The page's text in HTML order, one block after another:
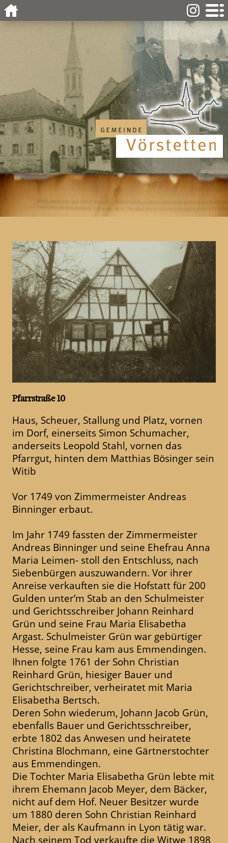
Pfarrstraße 10
Haus, Scheuer, Stallung und Platz, vornen
im Dorf, einerseits Simon Schumacher,
anderseits Leopold Stahl, vornen das
Pfarrgut, hinten dem Matthias Bösinger sein
Witib
Vor 1749 von Zimmermeister Andreas
Binninger erbaut.
Im Jahr 1749 fassten der Zimmermeister
Andreas Binninger und seine Ehefrau Anna
Maria Leimen- stoll den Entschluss, nach
Siebenbürgen auszuwandern. Vor ihrer
Anreise verkauften sie die Hofstatt für 200
Gulden unter’m Stab an den Schulmeister
und Gerichtsschreiber Johann Reinhard
Grün und seine Frau Maria Elisabetha
Argast. Schulmeister Grün war gebürtiger
Hesse, seine Frau kam aus Emmendingen.
Ihnen folgte 1761 der Sohn Christian
Reinhard Grün, hiesiger Bauer und
Gerichtschreiber, verheiratet mit Maria
Elisabetha Bertsch.
Deren Sohn wiederum, Johann Jacob Grün,
ebenfalls Bauer und Gerichtsschreiber,
erbte 1802 das Anwesen und heiratete
Christina Blochmann, eine Gärtnerstochter
aus Emmendingen.
Die Tochter Maria Elisabetha Grün lebte mit
ihrem Ehemann Jacob Meyer, dem Bäcker,
nicht auf dem Hof. Neuer Besitzer wurde
um 1880 deren Sohn Christian Reinhard
Meier, der als Kaufmann in Lyon tätig war.
Nach seinem Tod verkaufte die Witwe 1898